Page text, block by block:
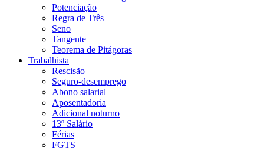
Potenciação
Regra de Três
Seno
Tangente
Teorema de Pitágoras
Trabalhista
Rescisão
Seguro-desemprego
Abono salarial
Aposentadoria
Adicional noturno
13º Salário
Férias
FGTS